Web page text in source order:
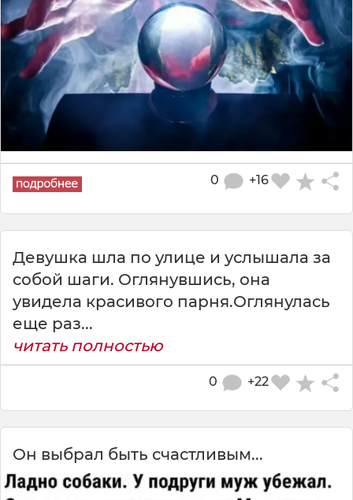
+16
0
Девушка шла по улице и услышала за
собой шаги. Оглянувшись, она
увидела красивого парня.Оглянулась
еще раз...
читать полностью
+22
0
Он выбрал быть счастливым...